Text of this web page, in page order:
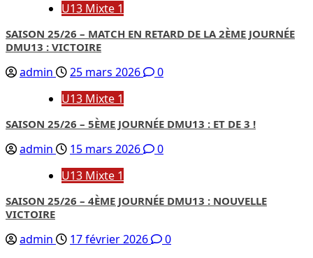
U13 Mixte 1
SAISON 25/26 – MATCH EN RETARD DE LA 2ÈME JOURNÉE
DMU13 : VICTOIRE
admin 25 mars 2026
0
U13 Mixte 1
SAISON 25/26 – 5ÈME JOURNÉE DMU13 : ET DE 3 !
admin 15 mars 2026
0
U13 Mixte 1
SAISON 25/26 – 4ÈME JOURNÉE DMU13 : NOUVELLE
VICTOIRE
admin 17 février 2026 0